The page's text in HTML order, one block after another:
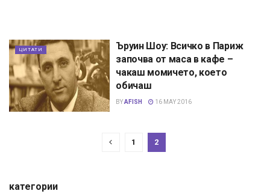
ЦИТАТИ
Ъруин Шоу: Всичко в Париж
започва от маса в кафе –
чакаш момичето, което
обичаш
BYAFISH 16 MAY 2016
1 2
категории